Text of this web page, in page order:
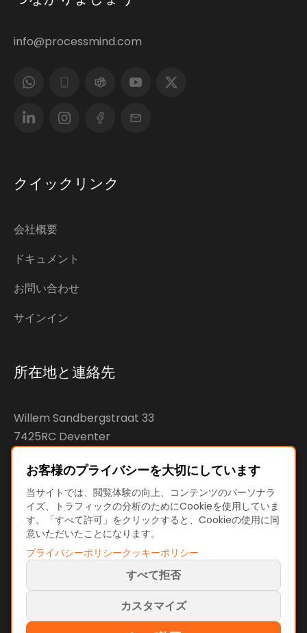
info@processmind.com
クイックリンク
会社概要
ドキュメント
お問い合わせ
サインイン
所在地と連絡先
Willem Sandbergstraat 33
7425RC Deventer
KvK: 92890598
VAT: NL866207144B01
利用規約とポリシー
利用規約
プライバシーポリシー
クッキーポリシー
クッキー設定
お客様のプライバシーを大切にしています
当サイトでは、閲覧体験の向上、コンテンツのパーソナラ
イズ、トラフィックの分析のためにCookieを使用していま
す。「すべて許可」をクリックすると、Cookieの使用に同
意いただいたことになります。
プライバシーポリシークッキーポリシー
すべて拒否
カスタマイズ